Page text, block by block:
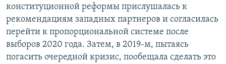
конституционной реформы прислушалась к
рекомендациям западных партнеров и согласилась
перейти к пропорциональной системе после
выборов 2020 года. Затем, в 2019-м, пытаясь
погасить очередной кризис, пообещала сделать это